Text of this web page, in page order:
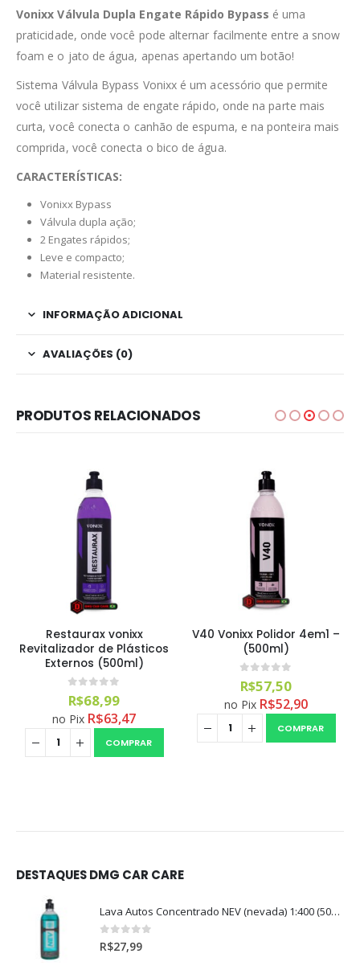
Vonixx Válvula Dupla Engate Rápido Bypass é uma
praticidade, onde você pode alternar facilmente entre a snow
foam e o jato de água, apenas apertando um botão!
Sistema Válvula Bypass Vonixx é um acessório que permite
você utilizar sistema de engate rápido, onde na parte mais
curta, você conecta o canhão de espuma, e na ponteira mais
comprida, você conecta o bico de água.
CARACTERÍSTICAS:
Vonixx Bypass
Válvula dupla ação;
2 Engates rápidos;
Leve e compacto;
Material resistente.
INFORMAÇÃO ADICIONAL
AVALIAÇÕES (0)
PRODUTOS RELACIONADOS
Restaurax vonixx
Revitalizador de Plásticos
Externos (500ml)
0 out of 5
R$68,99
no Pix R$63,47
COMPRAR
V40 Vonixx Polidor 4em1 –
(500ml)
0 out of 5
R$57,50
no Pix R$52,90
COMPRAR
DESTAQUES DMG CAR CARE
Lava Autos Concentrado NEV (nevada) 1:400 (500ml)
0out of 5
R$27,99